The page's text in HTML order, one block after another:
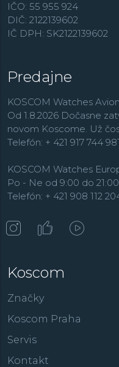
IČO: 55 955 924
DIČ: 2122139602
IČ DPH: SK2122139602
Predajne
KOSCOM Watches
Od 1.8.2026 Dočasne
novom Koscome. Už
Telefón: + 421 917 744 981
KOSCOM Watches
Po - Ne od 9:00 do 21:00
Telefón: + 421 908 112
Koscom
Značky
Koscom Praha
Servis
Kontakt